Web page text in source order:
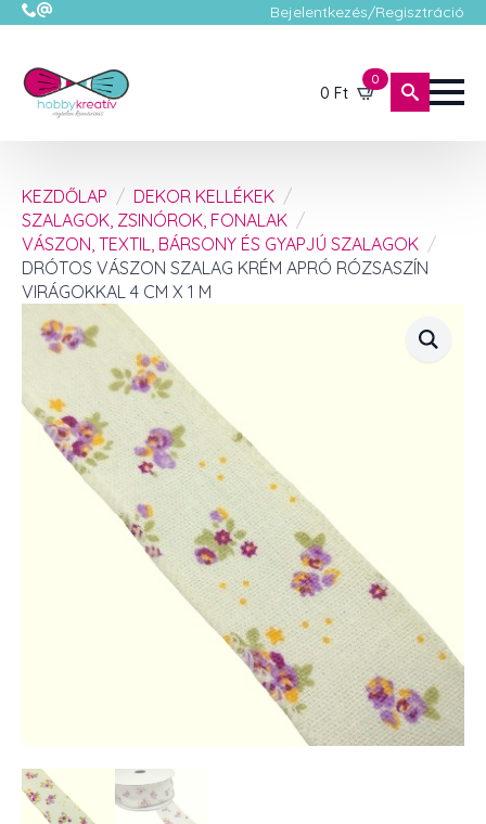
Bejelentkezés/Regisztráció
0 Ft
0
KEZDŐLAP
DEKOR KELLÉKEK
SZALAGOK, ZSINÓROK, FONALAK
VÁSZON, TEXTIL, BÁRSONY ÉS GYAPJÚ SZALAGOK
DRÓTOS VÁSZON SZALAG KRÉM APRÓ RÓZSASZÍN
VIRÁGOKKAL 4 CM X 1 M